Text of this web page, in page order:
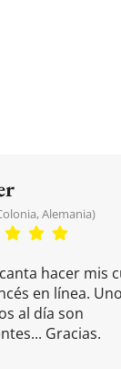
Alemania)
hacer mis
en línea.
al día son
Gracias.